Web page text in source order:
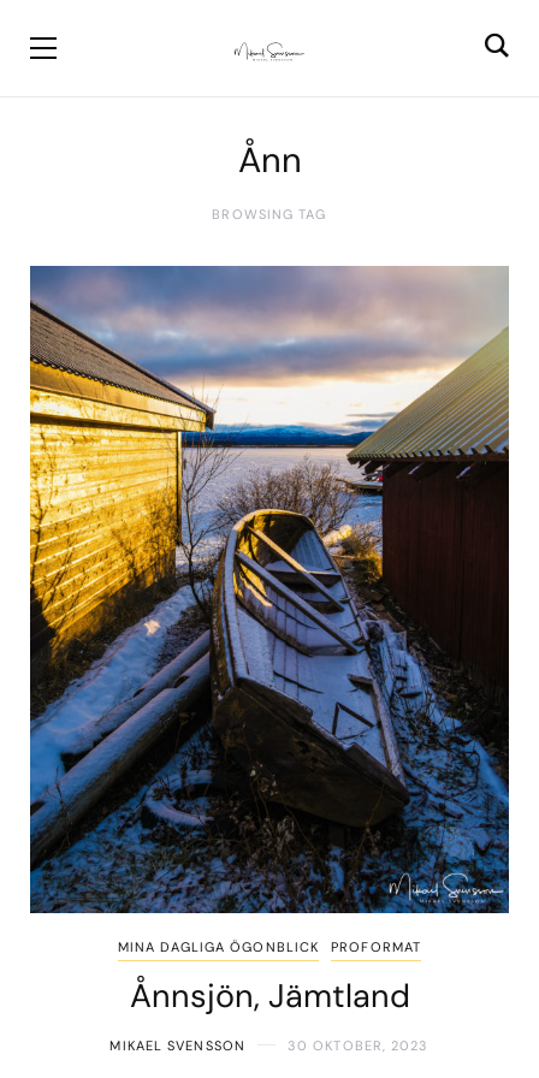
Ånn
BROWSING TAG
MINA DAGLIGA ÖGONBLICK PROFORMAT
Ånnsjön, Jämtland
MIKAEL SVENSSON 30 OKTOBER, 2023